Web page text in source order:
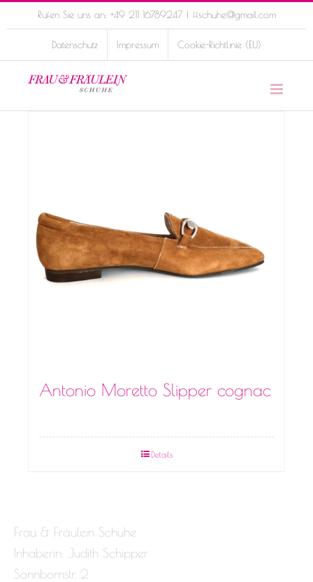
to
Rufen Sie uns an: +49 211 16789247 | ffschuhe@gmail.com
Datenschutz Impressum Cookie-Richtlinie (EU)
Antonio Moretto Slipper cognac
Details
Frau & Fräulein Schuhe
Inhaberin: Judith Schipper
Sonnbornstr. 2